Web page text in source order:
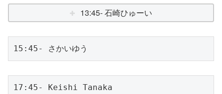
13:45- 石崎ひゅーい
15:45- さかいゆう
17:45- Keishi Tanaka